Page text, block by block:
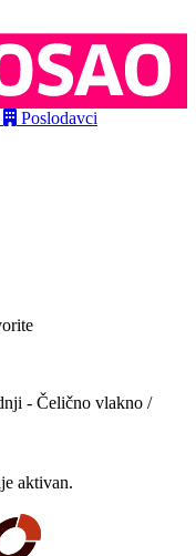
Poslodavci
- Čelično vlakno /
aktivan.